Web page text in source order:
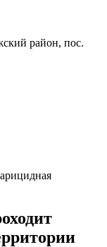
район, пос.